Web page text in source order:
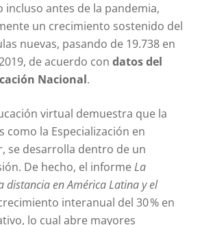
incluso antes de la pandemia,
un crecimiento sostenido del
nuevas, pasando de 19.738 en
de acuerdo con datos del
Nacional.
virtual demuestra que la
como la Especialización en
se desarrolla dentro de un
De hecho, el informeLa
distancia en América Latina y el
interanual del 30 % en
lo cual abre mayores